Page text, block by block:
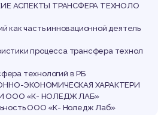
АСПЕКТЫ ТРАНСФЕРА ТЕХНОЛО
как часть инновационной деятель
процесса трансфера технол
технологий в РБ
ЭКОНОМИЧЕСКАЯ ХАРАКТЕРИ
ООО «К- НОЛЕДЖ ЛАБ»
ООО «К- Ноледж Лаб»